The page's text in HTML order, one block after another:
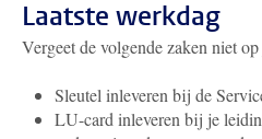
Laatste werkdag
Vergeet de volgende zaken niet
Sleutel inleveren bij de
LU-card inleveren bij je